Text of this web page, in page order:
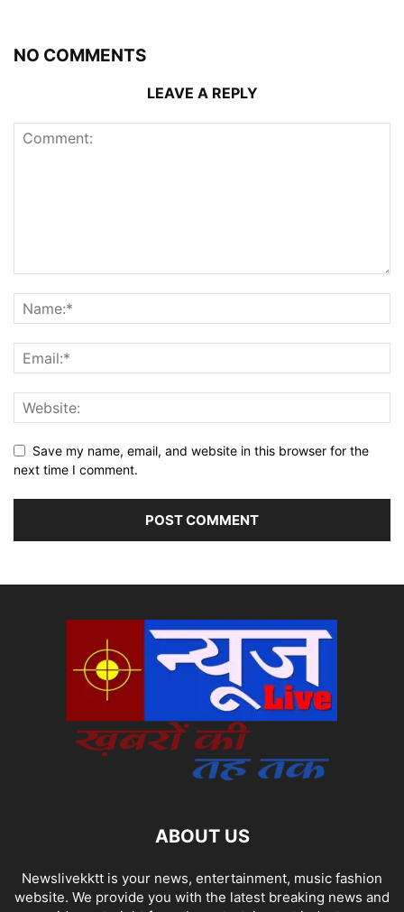
NO COMMENTS
LEAVE A REPLY
Save my name, email, and website in this browser for the
next time I comment.
ABOUT US
Newslivekktt is your news, entertainment, music fashion
website. We provide you with the latest breaking news and